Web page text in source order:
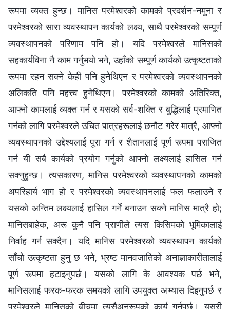
रूपमा व्यक्त हुन्छ। मानिस परमेश्‍वरको कामको प्रदर्शन-नमुना र
परमेश्‍वरको सारा व्यवस्थापन कार्यको लक्ष्य, साथै परमेश्‍वरको सम्पूर्ण
व्यवस्थापनको परिणाम पनि हो। यदि परमेश्‍वरले मानिसको
सहकार्यविना नै काम गर्नुभयो भने, उहाँको सम्पूर्ण कार्यको उत्कृष्टताको
रूपमा रहन सक्‍ने केही पनि हुनेथिएन र परमेश्‍वरको व्यवस्थापनको
अलिकति पनि महत्त्व हुनेथिएन। परमेश्‍वरको कामको अतिरिक्त,
आफ्‍नो कामलाई व्यक्त गर्न र यसको सर्व-शक्ति र बुद्धिलाई प्रमाणित
गर्नको लागि परमेश्‍वरले उचित पात्रहरूलाई छनौट गरेर मात्रै, आफ्‍नो
व्यवस्थापनको उद्देश्यलाई पूरा गर्न र शैतानलाई पूर्ण रूपमा पराजित
गर्न यी सबै कार्यको प्रयोग गर्नुको आफ्‍नो लक्ष्‍यलाई हासिल गर्न
सक्‍नुहुन्छ। त्यसकारण, मानिस परमेश्‍वरको व्यवस्थापनको कामको
अपरिहार्य भाग हो र परमेश्‍वरको व्यवस्थापनलाई फल फलाउने र
यसको अन्तिम लक्ष्‍यलाई हासिल गर्ने बनाउन सक्‍ने मानिस मात्रै हो;
मानिसबाहेक, अरू कुनै पनि प्राणीले त्यस किसिमको भूमिकालाई
निर्वाह गर्न सक्दैन। यदि मानिस परमेश्‍वरको व्यवस्थापन कार्यको
साँचो उत्कृष्टता हुनु छ भने, भ्रष्ट मानवजातिको अनाज्ञाकारीतालाई
पूर्ण रूपमा हटाइनुपर्छ। यसको लागि के आवश्यक पर्छ भने,
मानिसलाई फरक-फरक समयको लागि उपयुक्त अभ्यास दिइनुपर्छ र
परमेश्‍वरले मानिसको बीचमा त्यसैअनुरूपको कार्य गर्नुपर्छ। यसरी